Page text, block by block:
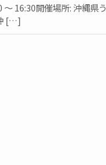
16:30開催場所: 沖縄県う
[…]